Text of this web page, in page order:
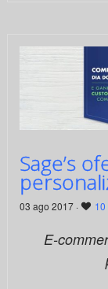
Sage’s
03 ago 2017 · 10
E-